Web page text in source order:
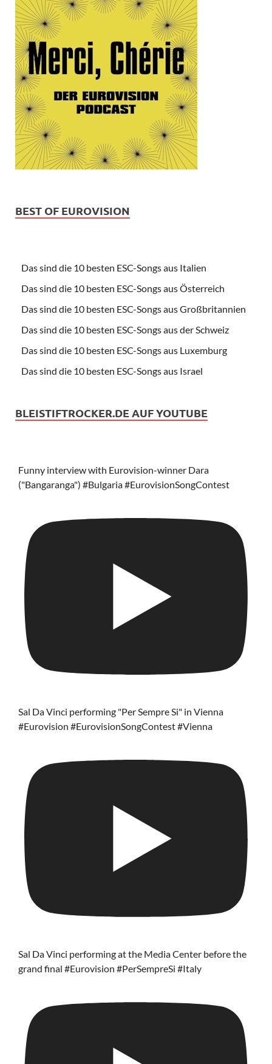
BEST OF EUROVISION
Das sind die 10 besten ESC-Songs aus Italien
Das sind die 10 besten ESC-Songs aus Österreich
Das sind die 10 besten ESC-Songs aus Großbritannien
Das sind die 10 besten ESC-Songs aus der Schweiz
Das sind die 10 besten ESC-Songs aus Luxemburg
Das sind die 10 besten ESC-Songs aus Israel
BLEISTIFTROCKER.DE AUF YOUTUBE
Funny interview with Eurovision-winner Dara
("Bangaranga") #Bulgaria #EurovisionSongContest
Sal Da Vinci performing "Per Sempre Si" in Vienna
#Eurovision #EurovisionSongContest #Vienna
Sal Da Vinci performing at the Media Center before the
grand final #Eurovision #PerSempreSi #Italy